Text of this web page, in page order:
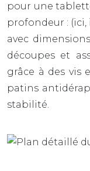
pour une
profondeur :
avec
découpes et
grâce à des vis
patins
stabilité.